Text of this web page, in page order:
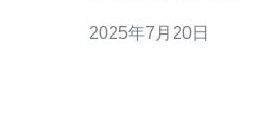
DDoS攻击能力强：
2025年7月20日